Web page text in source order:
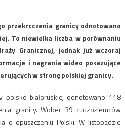
przekroczenia granicy odnotowano
To niewielka liczba w porównaniu
Granicznej, jednak już wczoraj
i nagrania wideo pokazujące
w stronę polskiej granicy.
polsko-białoruskiej odnotowano 118
granicy. Wobec 39 cudzoziemców
o opuszczeniu Polski. W listopadzie